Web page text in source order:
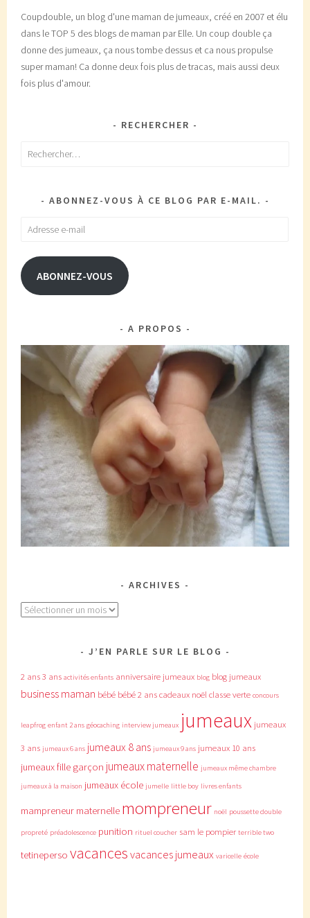
Coupdouble, un blog d'une maman de jumeaux, créé en 2007 et élu
dans le TOP 5 des blogs de maman par Elle. Un coup double ça
donne des jumeaux, ça nous tombe dessus et ca nous propulse
super maman! Ca donne deux fois plus de tracas, mais aussi deux
fois plus d'amour.
RECHERCHER
Rechercher :
ABONNEZ-VOUS À CE BLOG PAR E-MAIL.
Adresse
mail
ABONNEZ-VOUS
A PROPOS
ARCHIVES
Archives
J’EN PARLE SUR LE BLOG
2 ans3 ans activités enfants anniversaire jumeaux blog blog jumeaux
business maman bébé bébé 2 anscadeaux noëlclasse verte concours
leapfrog enfant 2 ans géocaching interview jumeaux jumeaux jumeaux
3 ans jumeaux 6 ans jumeaux 8 ans jumeaux 9 ans jumeaux 10 ans
jumeaux fille garçon jumeaux maternelle jumeaux même chambre
jumeaux à la maison jumeaux école jumelle little boy livres enfants
mampreneur maternelle mompreneur noël poussette double
propreté préadolescence punition rituel coucher sam le pompier terrible two
tetineperso vacances vacances jumeaux varicelle école